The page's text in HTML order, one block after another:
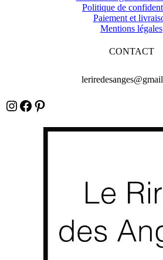
Politique de
Paiement et
Mentions légales
CONTACT
Instagram
Facebook
Pinterest